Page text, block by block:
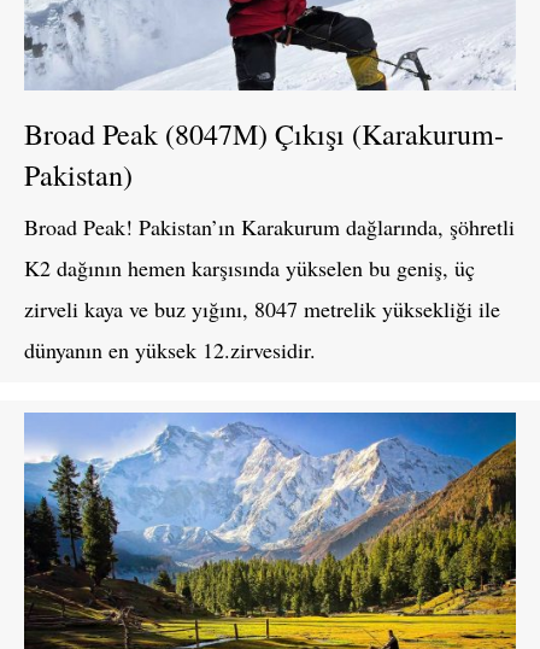
Broad Peak (8047M) Çıkışı (Karakurum-
Pakistan)
Broad Peak! Pakistan’ın Karakurum dağlarında, şöhretli
K2 dağının hemen karşısında yükselen bu geniş, üç
zirveli kaya ve buz yığını, 8047 metrelik yüksekliği ile
dünyanın en yüksek 12.zirvesidir.